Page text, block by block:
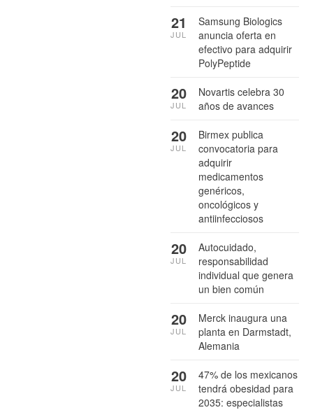
Samsung Biologics
anuncia oferta en
efectivo para adquirir
PolyPeptide
21
JUL
Novartis celebra 30
años de avances
20
JUL
Birmex publica
convocatoria para
adquirir
medicamentos
genéricos,
oncológicos y
antiinfecciosos
20
JUL
Autocuidado,
responsabilidad
individual que genera
un bien común
20
JUL
Merck inaugura una
planta en Darmstadt,
Alemania
20
JUL
47% de los mexicanos
tendrá obesidad para
2035: especialistas
20
JUL